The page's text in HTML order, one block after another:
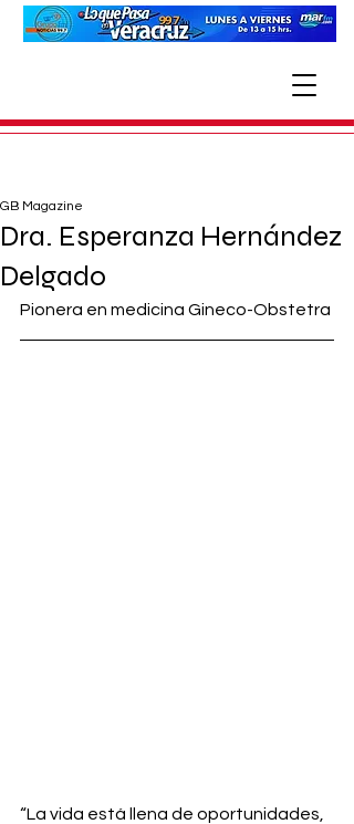
Dra. Esperanza Hernández
Delgado
GB Magazine
Pionera en medicina Gineco-Obstetra
“La vida está llena de oportunidades,